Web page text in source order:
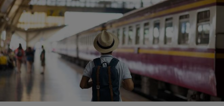
Utiliser des données de géolocalisation
précises. Analyser activement les
caractéristiques de l’appareil pour
l’identification. Stocker et/ou accéder à des
informations sur un appareil. Publicités et
contenu personnalisés, mesure de
performance des publicités et du contenu,
études d’audience et développement de
services.